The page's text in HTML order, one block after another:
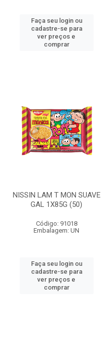
Faça seu login ou
cadastre-se para
ver preços e
comprar
NISSIN LAM T MON SUAVE
GAL 1X85G (50)
Código: 91018
Embalagem: UN
Faça seu login ou
cadastre-se para
ver preços e
comprar